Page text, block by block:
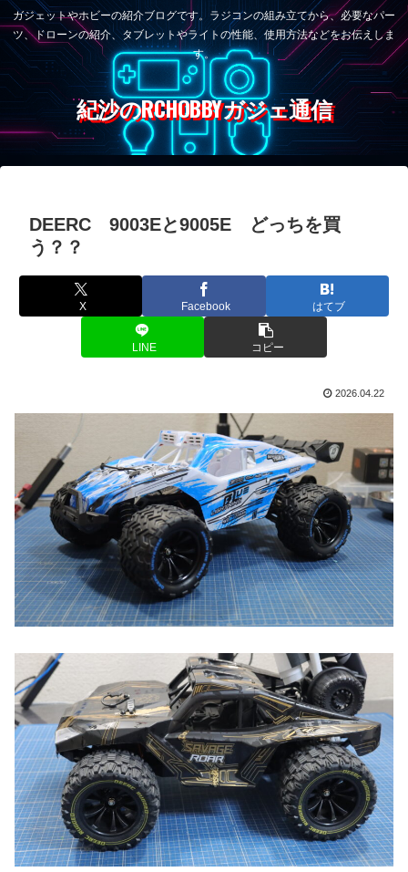
ガジェットやホビーの紹介ブログです。ラジコンの組み立てから、必要なパー
ツ、ドローンの紹介、タブレットやライトの性能、使用方法などをお伝えしま
す。
紀沙のRCHOBBYガジェ通信
DEERC 9003Eと9005E どっちを買
う？？
X Facebook はてブ
LINE コピー
2026.04.22